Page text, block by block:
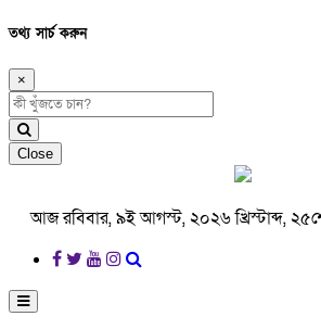
তথ্য সার্চ করুন
×
Close
আজ রবিবার, ৯ই আগস্ট, ২০২৬ খ্রিস্টাব্দ,